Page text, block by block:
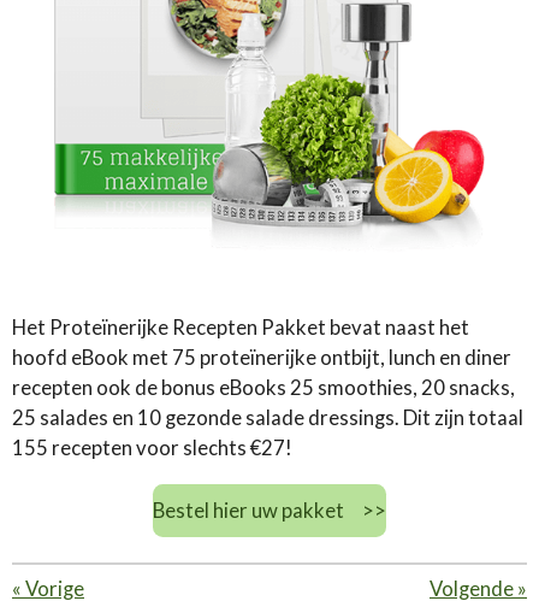
Het Proteïnerijke Recepten Pakket bevat naast het
hoofd eBook met 75 proteïnerijke ontbijt, lunch en diner
recepten ook de bonus eBooks 25 smoothies, 20 snacks,
25 salades en 10 gezonde salade dressings. Dit zijn totaal
155 recepten voor slechts €27!
Bestel hier uw pakket >>
« Vorige Volgende »